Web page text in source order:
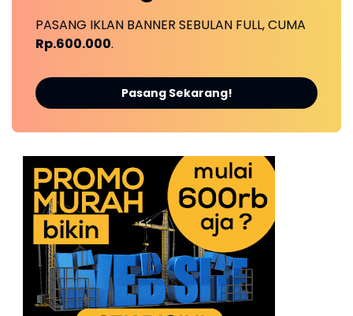
PASANG IKLAN BANNER SEBULAN FULL, CUMA
Rp.600.000.
Pasang Sekarang!